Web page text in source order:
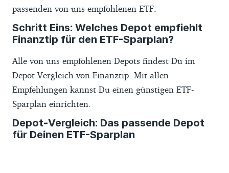
passenden von uns empfohlenen ETF.
Schritt Eins: Welches Depot empfiehlt
Finanztip für den ETF-Sparplan?
Alle von uns empfohlenen Depots findest Du im
Depot-Vergleich von Finanztip. Mit allen
Empfehlungen kannst Du einen günstigen ETF-
Sparplan einrichten.
Depot-Vergleich: Das passende Depot
für Deinen ETF-Sparplan